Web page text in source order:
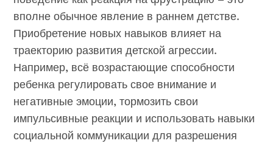
вполне обычное явление в раннем детстве.
Приобретение новых навыков влияет на
траекторию развития детской агрессии.
Например, всё возрастающие способности
ребенка регулировать свое внимание и
негативные эмоции, тормозить свои
импульсивные реакции и использовать навыки
социальной коммуникации для разрешения